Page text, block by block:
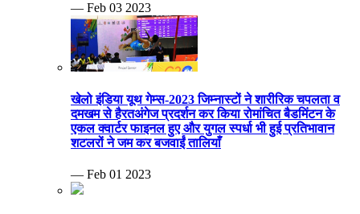
— Feb 03 2023
खेलो इंडिया यूथ गेम्स-2023 जिम्नास्टों ने शारीरिक चपलता व
दमखम से हैरतअंगेज प्रदर्शन कर किया रोमांचित बैडमिंटन के
एकल क्वार्टर फाइनल हुए और युगल स्पर्धा भी हुई प्रतिभावान
शटलरों ने जम कर बजवाईं तालियाँ
— Feb 01 2023